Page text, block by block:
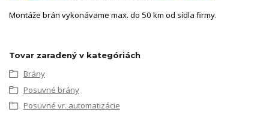
Montáže brán vykonávame max. do 50 km od sídla firmy.
Tovar zaradený v kategóriách
Brány
Posuvné brány
Posuvné vr. automatizácie